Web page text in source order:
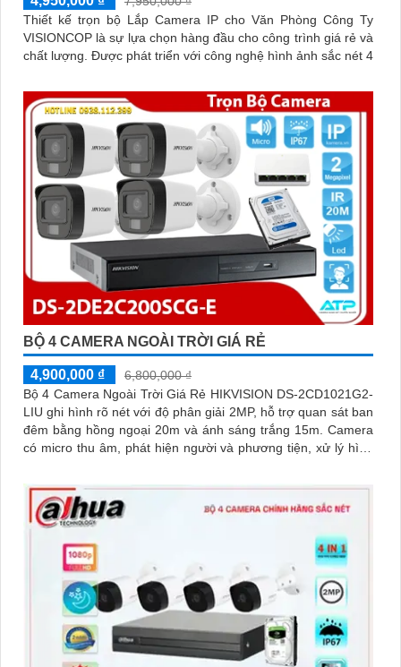
Thiết kế trọn bộ Lắp Camera IP cho Văn Phòng Công Ty
VISIONCOP là sự lựa chọn hàng đầu cho công trình giá rẻ và
chất lượng. Được phát triển với công nghệ hình ảnh sắc nét 4
BỘ 4 CAMERA NGOÀI TRỜI GIÁ RẺ
4,900,000 ₫
6,800,000 ₫
Bộ 4 Camera Ngoài Trời Giá Rẻ HIKVISION DS-2CD1021G2-
LIU ghi hình rõ nét với độ phân giải 2MP, hỗ trợ quan sát ban
đêm bằng hồng ngoại 20m và ánh sáng trắng 15m. Camera
có micro thu âm, phát hiện người và phương tiện, xử lý hình
DNR